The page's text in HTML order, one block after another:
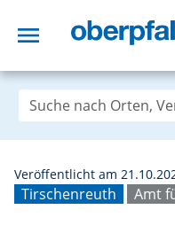
menu
Tirschenreuth Amt
Veröffentlicht am